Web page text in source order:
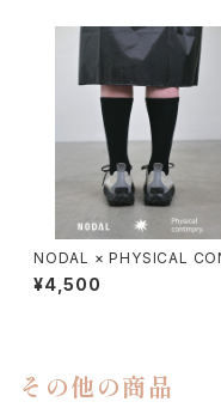
NODAL × PHYSICAL
MPRY.
¥4,500
その他の商品